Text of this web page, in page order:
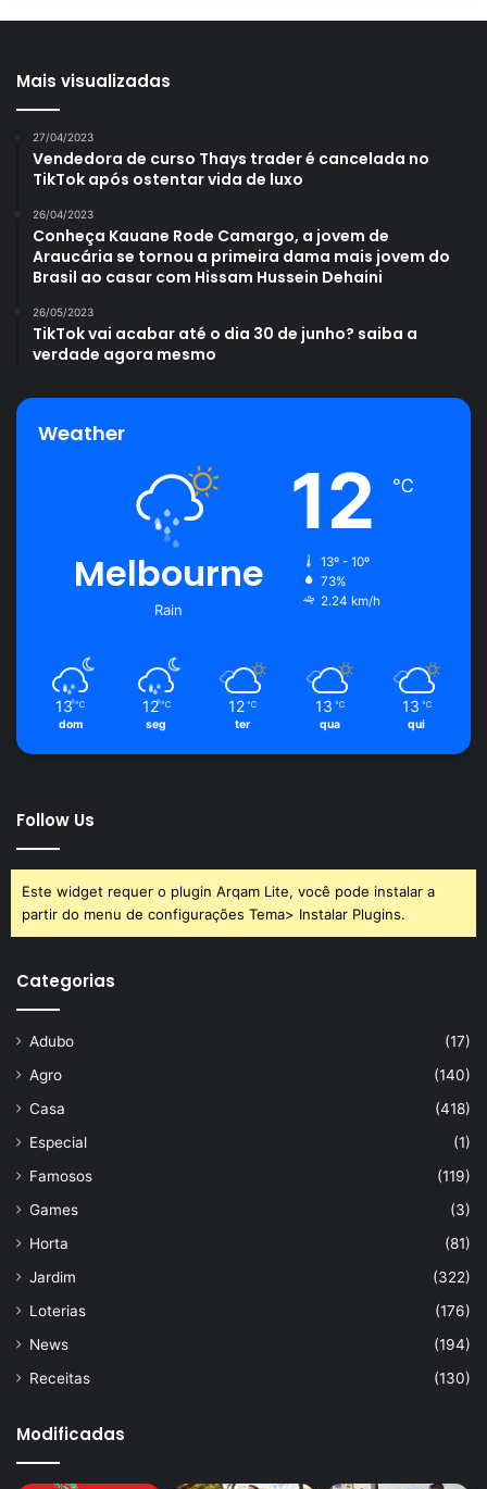
Mais visualizadas
27/04/2023
Vendedora de curso Thays trader é cancelada no
TikTok após ostentar vida de luxo
26/04/2023
Conheça Kauane Rode Camargo, a jovem de
Araucária se tornou a primeira dama mais jovem do
Brasil ao casar com Hissam Hussein Dehaini
26/05/2023
TikTok vai acabar até o dia 30 de junho? saiba a
verdade agora mesmo
Weather
Melbourne
Rain
12 ℃
13º - 10º
73%
2.24 km/h
13 ℃
dom
12 ℃
seg
12 ℃
ter
13 ℃
qua
13 ℃
qui
Follow Us
Este widget requer o plugin Arqam Lite, você pode instalar a
partir do menu de configurações Tema> Instalar Plugins.
Categorias
Adubo
(17)
Agro
(140)
Casa
(418)
Especial
(1)
Famosos
(119)
Games
(3)
Horta
(81)
Jardim
(322)
Loterias
(176)
News
(194)
Receitas
(130)
Modificadas